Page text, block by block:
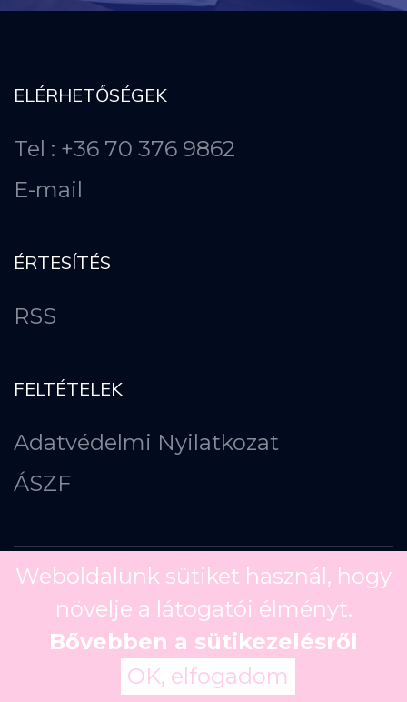
ELÉRHETŐSÉGEK
Tel : +36 70 376 9862
E-mail
ÉRTESÍTÉS
RSS
FELTÉTELEK
Adatvédelmi Nyilatkozat
ÁSZF
Copyright © 2026
Weboldalunk sütiket használ, hogy
növelje a látogatói élményt.
Bővebben a sütikezelésről
OK, elfogadom